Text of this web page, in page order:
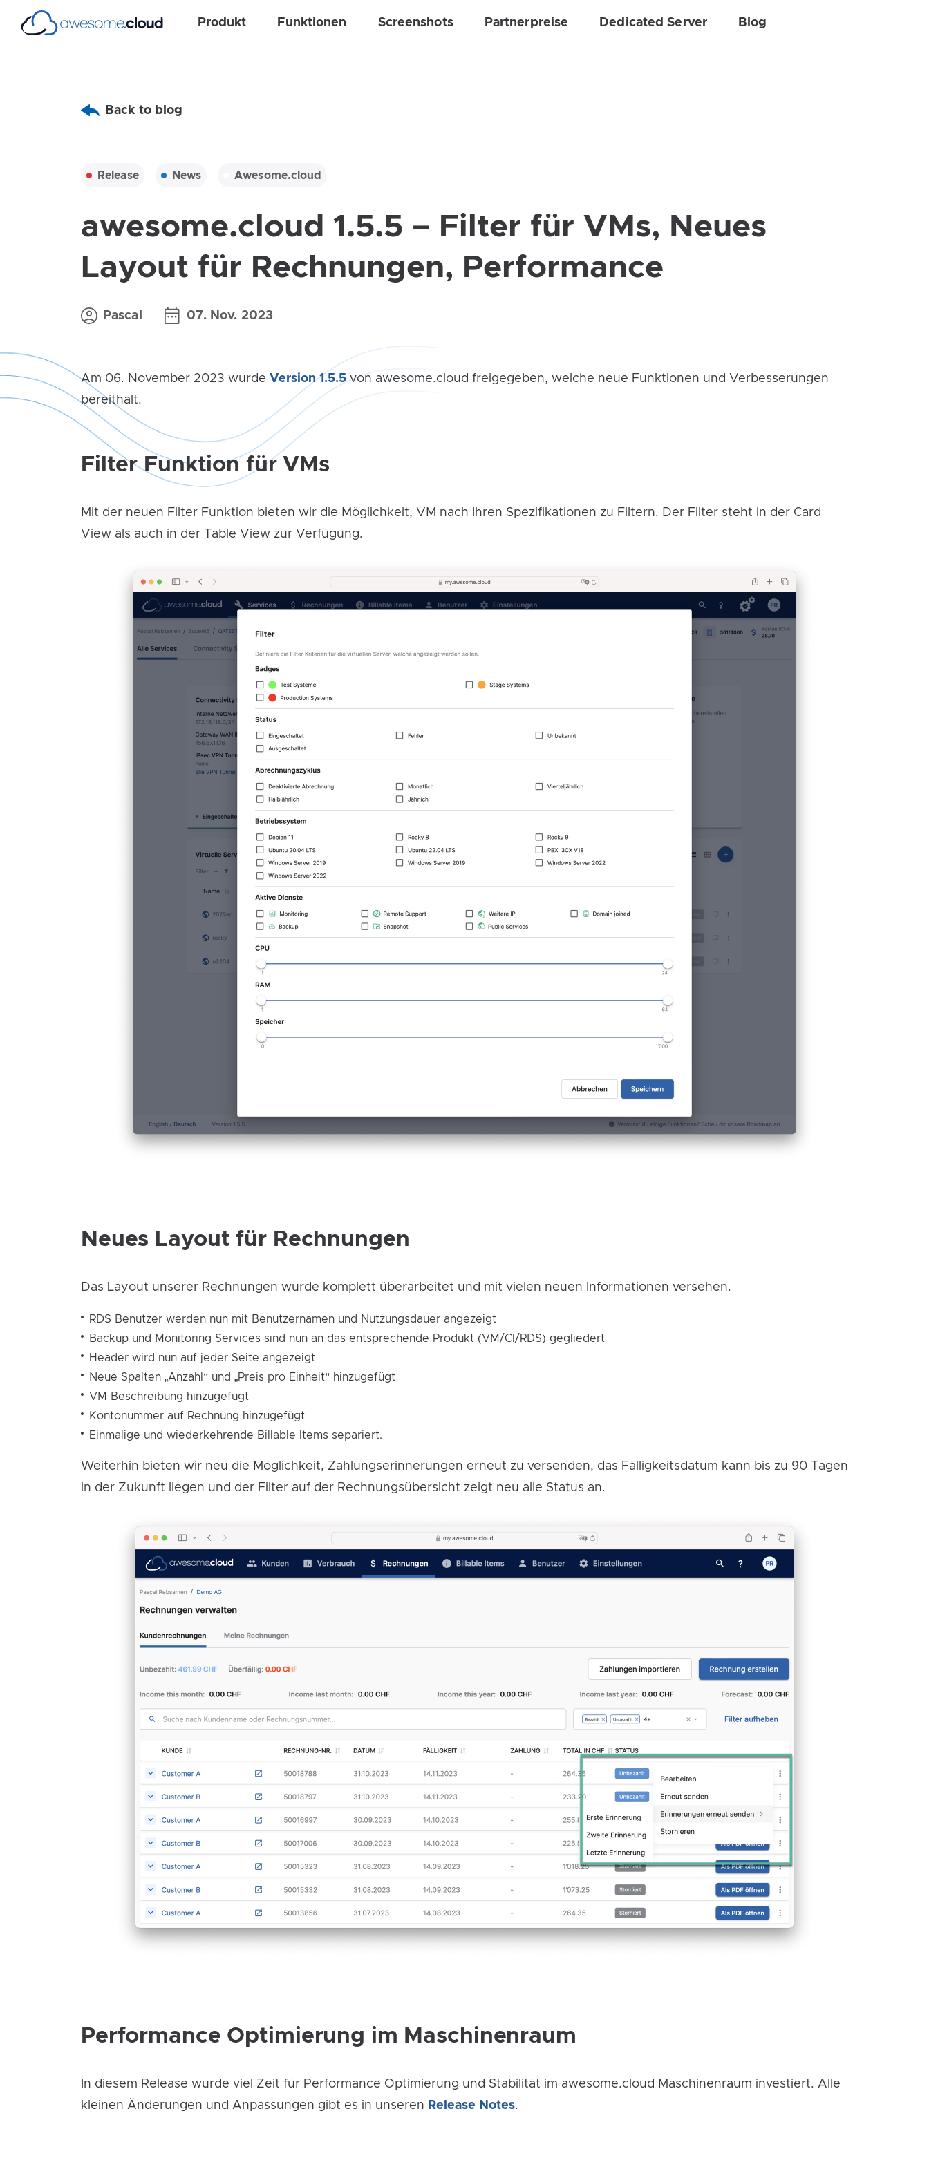
Produkt Funktionen Screenshots Partnerpreise Dedicated Server Blog
Back to blog
Release News Awesome.cloud
awesome.cloud 1.5.5 – Filter für VMs, Neues
Layout für Rechnungen, Performance
Pascal 07. Nov. 2023
Am 06. November 2023 wurde Version 1.5.5von awesome.cloud freigegeben, welche neue Funktionen und Verbesserungen
bereithält.
Filter Funktion für VMs
Mit der neuen Filter Funktion bieten wir die Möglichkeit, VM nach Ihren Spezifikationen zu Filtern. Der Filter steht in der Card
View als auch in der Table View zur Verfügung.
Neues Layout für Rechnungen
Das Layout unserer Rechnungen wurde komplett überarbeitet und mit vielen neuen Informationen versehen.
RDS Benutzer werden nun mit Benutzernamen und Nutzungsdauer angezeigt
Backup und Monitoring Services sind nun an das entsprechende Produkt (VM/CI/RDS) gegliedert
Header wird nun auf jeder Seite angezeigt
Neue Spalten „Anzahl“ und „Preis pro Einheit“ hinzugefügt
VM Beschreibung hinzugefügt
Kontonummer auf Rechnung hinzugefügt
Einmalige und wiederkehrende Billable Items separiert.
Weiterhin bieten wir neu die Möglichkeit, Zahlungserinnerungen erneut zu versenden, das Fälligkeitsdatum kann bis zu 90 Tagen
in der Zukunft liegen und der Filter auf der Rechnungsübersicht zeigt neu alle Status an.
Performance Optimierung im Maschinenraum
In diesem Release wurde viel Zeit für Performance Optimierung und Stabilität im awesome.cloud Maschinenraum investiert. Alle
kleinen Änderungen und Anpassungen gibt es in unseren Release Notes.